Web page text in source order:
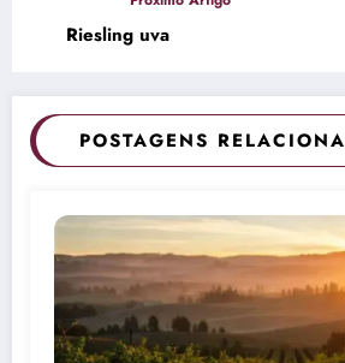
Riesling uva
POSTAGENS